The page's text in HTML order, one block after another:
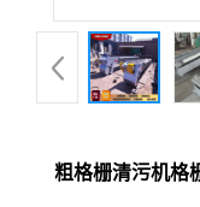
粗格栅清污机格